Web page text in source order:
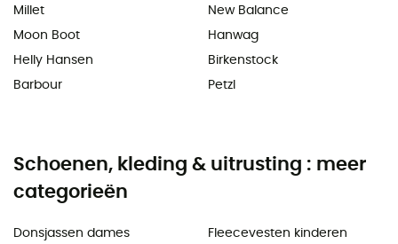
Millet
Moon Boot
Helly Hansen
Barbour
New Balance
Hanwag
Birkenstock
Petzl
Schoenen, kleding & uitrusting : meer
categorieën
Donsjassen dames
Fleecevesten kinderen